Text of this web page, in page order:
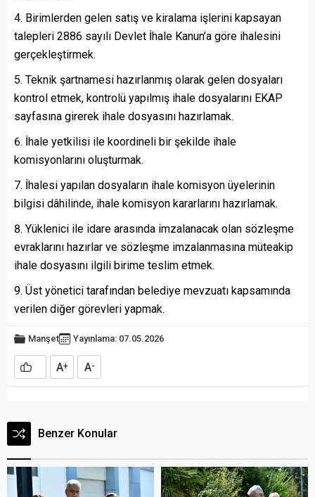
Birimlerden gelen satış ve kiralama işlerini kapsayan
talepleri 2886 sayılı Devlet İhale Kanun’a göre ihalesini
gerçekleştirmek.
Teknik şartnamesi hazırlanmış olarak gelen dosyaları
kontrol etmek, kontrolü yapılmış ihale dosyalarını EKAP
sayfasına girerek ihale dosyasını hazırlamak.
İhale yetkilisi ile koordineli bir şekilde ihale
komisyonlarını oluşturmak.
İhalesi yapılan dosyaların ihale komisyon üyelerinin
bilgisi dâhilinde, ihale komisyon kararlarını hazırlamak.
Yüklenici ile idare arasında imzalanacak olan sözleşme
evraklarını hazırlar ve sözleşme imzalanmasına müteakip
ihale dosyasını ilgili birime teslim etmek.
Üst yönetici tarafından belediye mevzuatı kapsamında
verilen diğer görevleri yapmak.
Manşet Yayınlama: 07.05.2026
A+ A-
Benzer Konular